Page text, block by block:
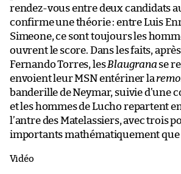
rendez-vous entre deux candidats
confirme une théorie : entre Luis
Simeone, ce sont toujours les
ouvrent le score. Dans les faits,
Fernando Torres, lesBlaugrana se
envoient leur MSN entériner la
banderille de Neymar, suivie d’une
et les hommes de Lucho repartent
l’antre des Matelassiers, avec trois
importants mathématiquement
Vidéo